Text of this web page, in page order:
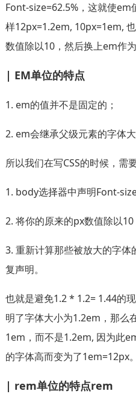
Font-size=62.5%，这就使
样12px=1.2em, 10px=1em,
数值除以10，然后换上em作为
| EM单位的特点
1. em的值并不是固定的；
2. em会继承父级元素的字体
所以我们在写CSS的时候，需
1. body选择器中声明Font-
2. 将你的原来的px数值除以
3. 重新计算那些被放大的字
复声明。
也就是避免1.2 * 1.2= 1.44的
明了字体大小为1.2em，那么
1em，而不是1.2em, 因为此
的字体高而变为了1em=12px。
| rem单位的特点rem